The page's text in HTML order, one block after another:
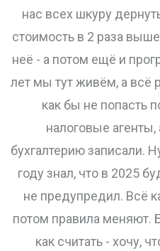
нас всех шкуру
стоимость в 2 раза
неё - а потом ещё и
лет мы тут живём, а всё
как бы не попасть
налоговые агенты,
бухгалтерию записали.
году знал, что в 2025
не предупредил. Всё
потом правила меняют.
как считать - хочу,